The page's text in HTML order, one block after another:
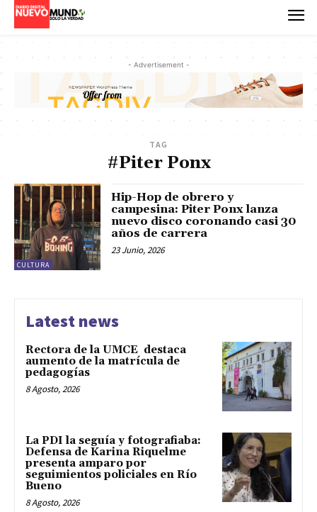
- Advertisement -
TAG
#Piter Ponx
CULTURA
Hip-Hop de obrero y
campesina: Piter Ponx lanza
nuevo disco coronando casi 30
años de carrera
23 Junio, 2026
Latest news
Rectora de la UMCE destaca
aumento de la matrícula de
pedagogías
8 Agosto, 2026
La PDI la seguía y fotografiaba:
Defensa de Karina Riquelme
presenta amparo por
seguimientos policiales en Río
Bueno
8 Agosto, 2026